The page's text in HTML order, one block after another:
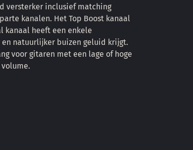
versterker inclusief matching
kanalen. Het Top Boost kanaal
kanaal heeft een enkele
natuurlijker buizen geluid krijgt.
voor gitaren met een lage of hoge